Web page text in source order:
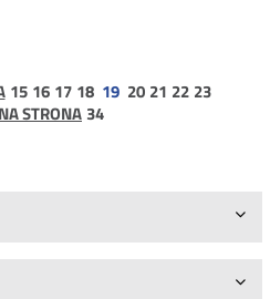
strona
15 strona
16 strona
17 strona
18 19 strona
20 strona
21 strona
22 strona
23
STRONA 34strona